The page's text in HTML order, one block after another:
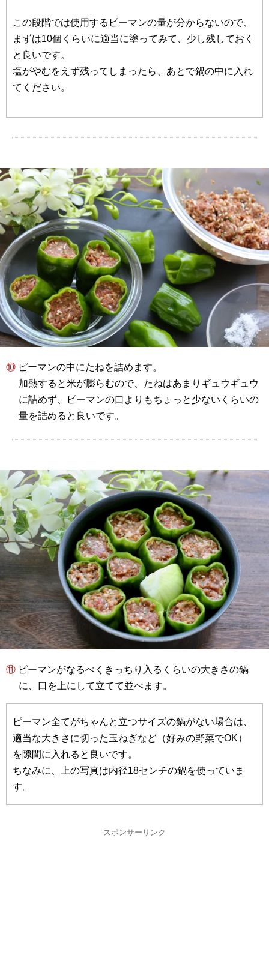
この段階では使用するピーマンの量が分からないので、
まずは10個くらいに適当に塗ってみて、少し残しておく
と良いです。
塩がやむをえず残ってしまったら、あとで鍋の中に入れ
てください。
⑩ ピーマンの中にたねを詰めます。
加熱すると米が膨らむので、たねはあまりギュウギュウ
に詰めず、ピーマンの口よりもちょっと少ないくらいの
量を詰めると良いです。
⑪ ピーマンがなるべくきっちり入るくらいの大きさの鍋
に、口を上にして立てて並べます。
ピーマン全てがちゃんと立つサイズの鍋がない場合は、
適当な大きさに切った玉ねぎなど（好みの野菜でOK）
を隙間に入れると良いです。
ちなみに、上の写真は内径18センチの鍋を使っていま
す。
スポンサーリンク